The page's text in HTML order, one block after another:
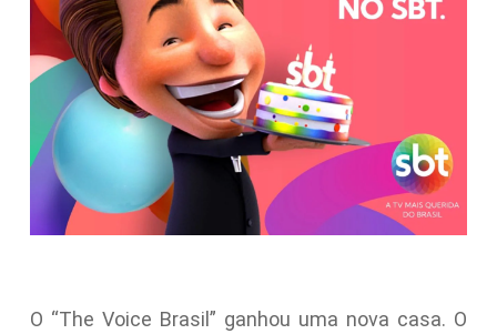
O “The Voice Brasil” ganhou uma nova casa. O